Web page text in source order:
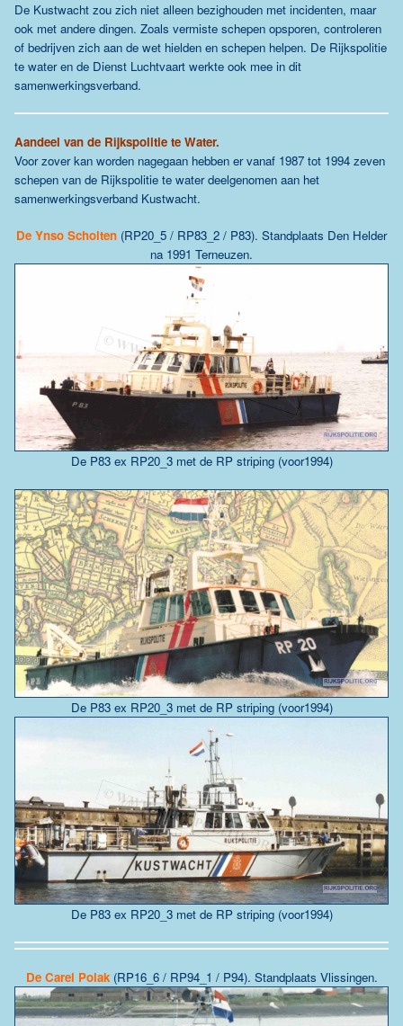
De Kustwacht zou zich niet alleen bezighouden met incidenten, maar
ook met andere dingen. Zoals vermiste schepen opsporen, controleren
of bedrijven zich aan de wet hielden en schepen helpen. De Rijkspolitie
te water en de Dienst Luchtvaart werkte ook mee in dit
samenwerkingsverband.
Aandeel van de Rijkspolitie te Water.
Voor zover kan worden nagegaan hebben er vanaf 1987 tot 1994 zeven
schepen van de Rijkspolitie te water deelgenomen aan het
samenwerkingsverband Kustwacht.
De Ynso Scholten (RP20_5 / RP83_2 / P83). Standplaats Den Helder
na 1991 Terneuzen.
De P83 ex RP20_3 met de RP striping (voor1994)
De P83 ex RP20_3 met de RP striping (voor1994)
De P83 ex RP20_3 met de RP striping (voor1994)
De Carel Polak(RP16_6 / RP94_1 / P94). Standplaats Vlissingen.